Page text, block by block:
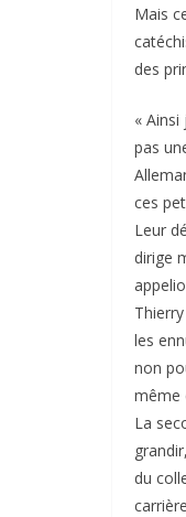
Mais
des
«
pas
ces
Leur
dirige
les
non
même
La
du